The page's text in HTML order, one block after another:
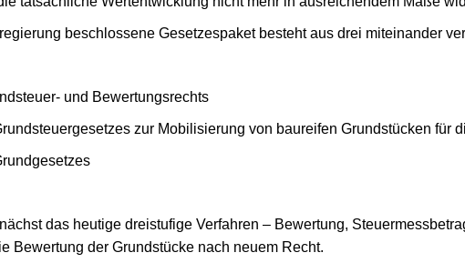
beschlossene Gesetzespaket besteht aus drei miteinander
und Bewertungsrechts
zur Mobilisierung von baureifen Grundstücken für
das heutige dreistufige Verfahren – Bewertung,
Bewertung der Grundstücke nach neuem Recht.